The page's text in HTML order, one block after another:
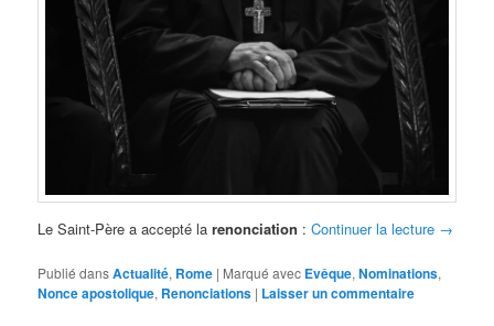
Le Saint-Père a accepté larenonciation :Continuer la lecture →
Publié dansActualité, Rome | Marqué avec Evêque,Nominations,
Nonce apostolique, Renonciations | Laisser un commentaire